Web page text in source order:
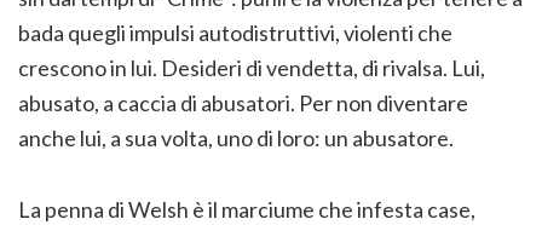
bada quegli impulsi autodistruttivi, violenti che
crescono in lui. Desideri di vendetta, di rivalsa. Lui,
abusato, a caccia di abusatori. Per non diventare
anche lui, a sua volta, uno di loro: un abusatore.
La penna di Welsh è il marciume che infesta case,